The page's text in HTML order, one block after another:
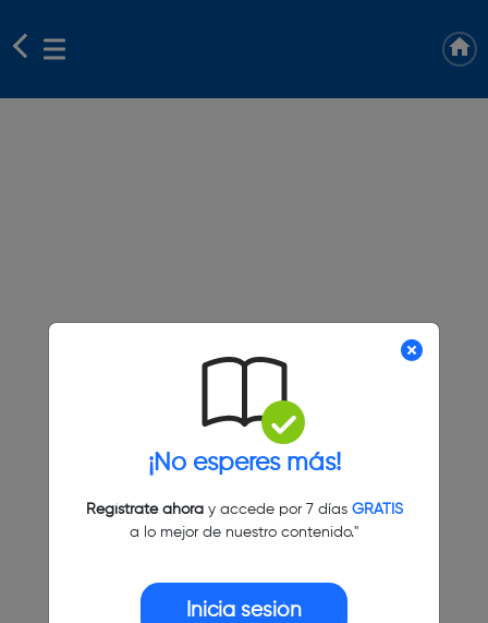
¡No esperes más!
Regístrate ahoray accede por 7 días GRATIS
a lo mejor de nuestro contenido."
Inicia sesión